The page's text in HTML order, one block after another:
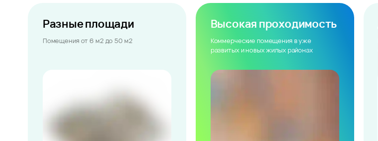
Разные площади
Помещения от 6 м2 до 50 м2
Высокая проходимость
Коммерческие помещения в уже
развитых и новых жилых районах